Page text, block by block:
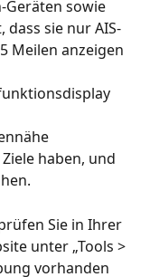
Geräten sowie
sie nur AIS-
Meilen anzeigen
haben, und
Sie in Ihrer
unter „Tools >
vorhanden